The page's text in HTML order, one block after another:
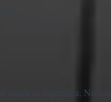
es específica. No